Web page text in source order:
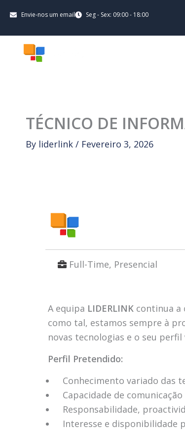
content
Envie-nos um email Seg - Sex: 09:00 - 18:00
TÉCNICO DE
By liderlink / Fevereiro 3, 2026
Full-Time, Presencial
A equipa LIDERLINK continua a
como tal, estamos sempre à
novas tecnologias e o seu
Perfil Pretendido:
Conhecimento variado das
Capacidade de
Responsabilidade,
Interesse e disponibilidade